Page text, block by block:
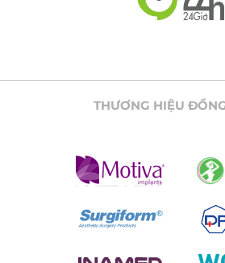
THƯƠNG HIỆU